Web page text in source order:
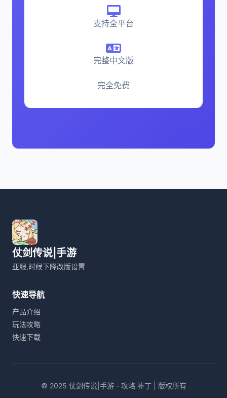
支持全平台
完整中文版
完全免费
仗剑传说|手游
亚服,时候下降改版设置
快速导航
产品介绍
玩法攻略
快速下载
© 2025 仗剑传说|手游 - 攻略 补丁 | 版权所有